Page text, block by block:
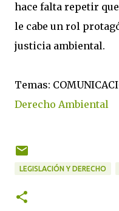
hace falta repetir
le cabe un rol
justicia ambiental.
Temas:
Derecho Ambiental
LEGISLACIÓN Y DERECHO